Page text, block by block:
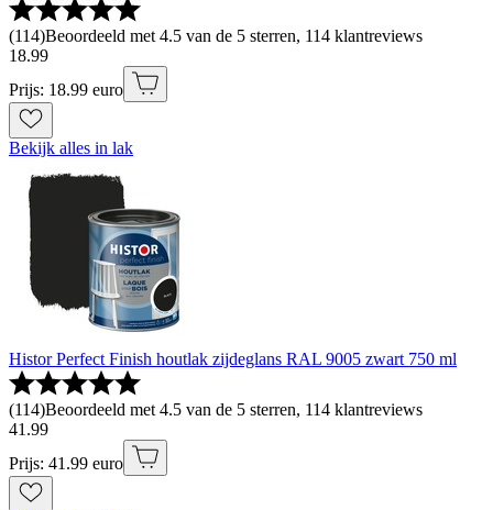
(114)Beoordeeld met 4.5 van de 5 sterren, 114 klantreviews
18.99
Prijs: 18.99 euro
Bekijk alles in lak
Histor Perfect Finish houtlak zijdeglans RAL 9005 zwart 750 ml
(114)Beoordeeld met 4.5 van de 5 sterren, 114 klantreviews
41 .99
Prijs: 41.99 euro